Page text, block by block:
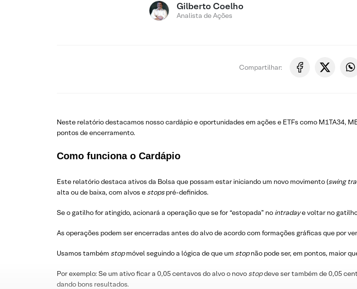
Gilberto Coelho
Analista de Ações
Compartilhar:
Neste relatório destacamos nosso cardápio e oportunidades em ações e ETFs como M1TA34,
pontos de encerramento.
Como funciona o Cardápio
Este relatório destaca ativos da Bolsa que possam estar iniciando um novo movimento (swing
alta ou de baixa, com alvos e stopspré-definidos.
Se o gatilho for atingido, acionará a operação que se for “estopada” no intradaye voltar no
As operações podem ser encerradas antes do alvo de acordo com formações gráficas que por
Usamos também stopmóvel seguindo a lógica de que um stopnão pode ser, em pontos, maior
Por exemplo: Se um ativo ficar a 0,05 centavos do alvo o novo stopdeve ser também de 0,05
dando bons resultados.